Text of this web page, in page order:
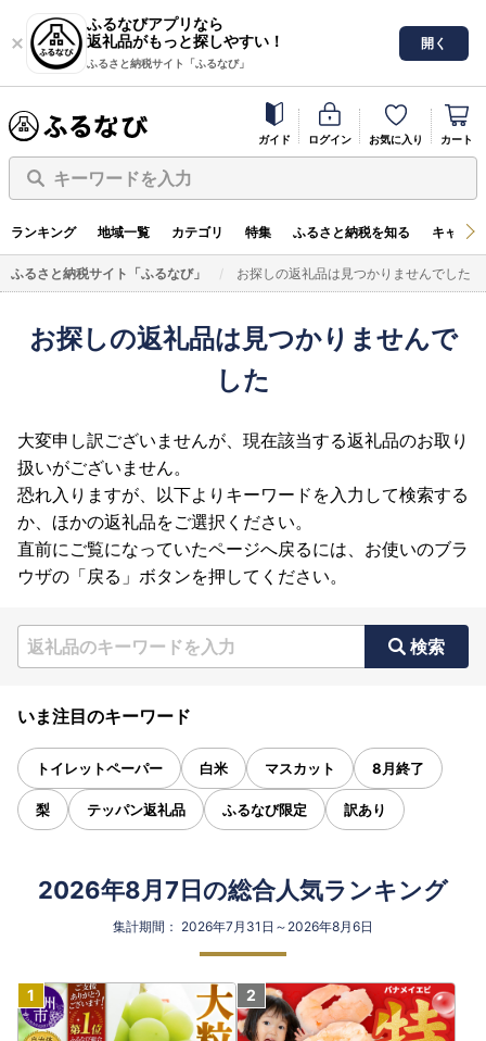
ふるなびアプリなら
返礼品がもっと探しやすい！
ふるさと納税サイト「ふるなび」
開く
ガイド ログイン お気に入り カート
キーワードを入力
ランキング 地域一覧 カテゴリ 特集 ふるさと納税を知る キャン
ふるさと納税サイト「ふるなび」 お探しの返礼品は見つかりませんでした
お探しの返礼品は見つかりませんで
した
大変申し訳ございませんが、現在該当する返礼品のお取り
扱いがございません。
恐れ入りますが、以下よりキーワードを入力して検索する
か、ほかの返礼品をご選択ください。
直前にご覧になっていたページへ戻るには、お使いのブラ
ウザの「戻る」ボタンを押してください。
検索
いま注目のキーワード
トイレットペーパー 白米 マスカット 8月終了
梨 テッパン返礼品 ふるなび限定 訳あり
2026年8月7日の総合人気ランキング
集計期間： 2026年7月31日～2026年8月6日